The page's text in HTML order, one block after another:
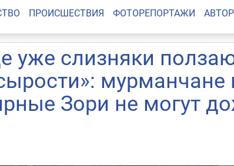
ПРОИСШЕСТВИЯ ФОТОРЕПОРТАЖИ
уже слизняки
Зори не могут